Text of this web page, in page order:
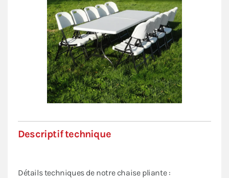
Descriptif technique
Détails techniques de notre chaise pliante :